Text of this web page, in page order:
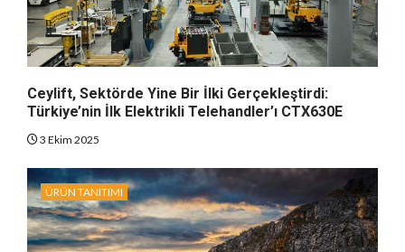
Ceylift, Sektörde Yine Bir İlki Gerçekleştirdi:
Türkiye’nin İlk Elektrikli Telehandler’ı CTX630E
3 Ekim 2025
ÜRÜN TANITIMI